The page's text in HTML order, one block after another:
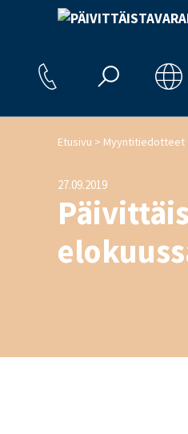
Etusivu > Myyntitiedotteet
27.09.2019